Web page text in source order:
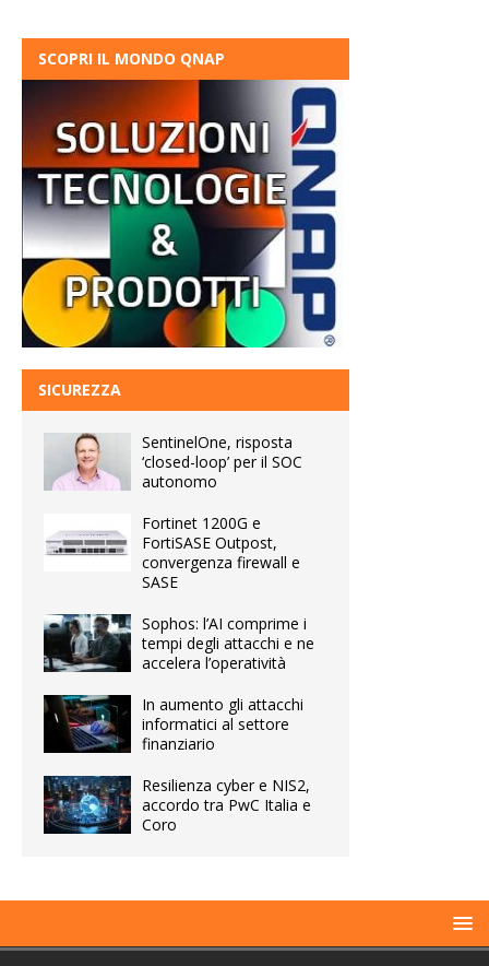
SCOPRI IL MONDO QNAP
SICUREZZA
SentinelOne, risposta
‘closed-loop’ per il SOC
autonomo
Fortinet 1200G e
FortiSASE Outpost,
convergenza firewall e
SASE
Sophos: l’AI comprime i
tempi degli attacchi e ne
accelera l’operatività
In aumento gli attacchi
informatici al settore
finanziario
Resilienza cyber e NIS2,
accordo tra PwC Italia e
Coro